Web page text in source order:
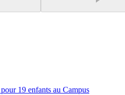
19 enfants au Campus